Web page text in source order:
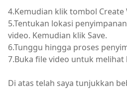
4.Kemudian klik tombol Create
5.Tentukan lokasi
video. Kemudian klik Save.
6.Tunggu hingga proses
7.Buka file video untuk melihat
Di atas telah saya tunjukkan